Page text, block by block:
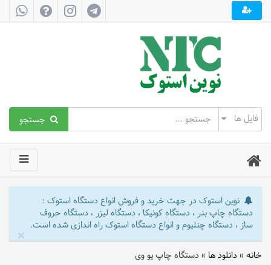
جستجو
نوین استوک در جهت خرید و فروش انواع دستگاه استوک :
دستگاه چاپ بنر ، دستگاه کونیکا ، دستگاه لیزر ، دستگاه حروف
ساز ، دستگاه چنلیوم و انواع دستگاه استوک راه اندازی شده است.
×
خانه »دانلود ها » دستگاه چاپ یو وی